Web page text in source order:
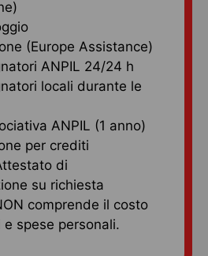
(Europe Assistance)
ANPIL 24/24 h
locali durante le
ANPIL (1 anno)
per crediti
di
su richiesta
comprende il costo
spese personali.